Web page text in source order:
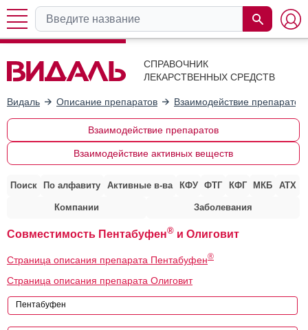
СПРАВОЧНИК
ЛЕКАРСТВЕННЫХ СРЕДСТВ
Видаль Описание препаратов Взаимодействие препаратов
Взаимодействие препаратов
Взаимодействие активных веществ
Поиск По алфавиту Активные в-ва КФУ ФТГ КФГ МКБ АТХ
Компании Заболевания
Совместимость Пентабуфен® и Олиговит
Страница описания препарата Пентабуфен®
Страница описания препарата Олиговит